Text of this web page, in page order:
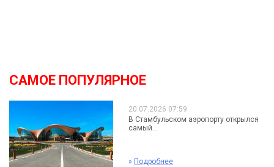
САМОЕ ПОПУЛЯРНОЕ
20.07.2026 07:59
В Стамбульском аэропорту открылся
самый...
» Подробнее